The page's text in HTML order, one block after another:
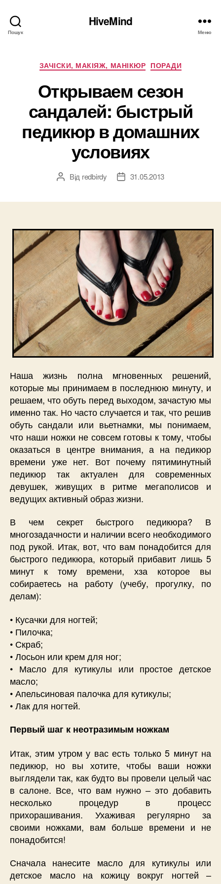
Пошук
HiveMind
Меню
Категорії
ЗАЧІСКИ, МАКІЯЖ, МАНІКЮР ПОРАДИ
Открываем сезон
сандалей: быстрый
педикюр в домашних
условиях
Автор
Від redbirdy
Дата31.05.2013
Наша жизнь полна мгновенных решений,
которые мы принимаем в последнюю минуту, и
решаем, что обуть перед выходом, зачастую мы
именно так. Но часто случается и так, что решив
обуть сандали или вьетнамки, мы понимаем,
что наши ножки не совсем готовы к тому, чтобы
оказаться в центре внимания, а на педикюр
времени уже нет. Вот почему пятиминутный
педикюр так актуален для современных
девушек, живущих в ритме мегаполисов и
ведущих активный образ жизни.
В чем секрет быстрого педикюра? В
многозадачности и наличии всего необходимого
под рукой. Итак, вот, что вам понадобится для
быстрого педикюра, который прибавит лишь 5
минут к тому времени, хза которое вы
собираетесь на работу (учебу, прогулку, по
делам):
• Кусачки для ногтей;
• Пилочка;
• Скраб;
• Лосьон или крем для ног;
• Масло для кутикулы или простое детское
масло;
• Апельсиновая палочка для кутикулы;
• Лак для ногтей.
Первый шаг к неотразимым ножкам
Итак, этим утром у вас есть только 5 минут на
педикюр, но вы хотите, чтобы ваши ножки
выглядели так, как будто вы провели целый час
в салоне. Все, что вам нужно – это добавить
несколько процедур в процесс
прихорашивания. Ухаживая регулярно за
своими ножками, вам больше времени и не
понадобится!
Сначала нанесите масло для кутикулы или
детское масло на кожицу вокруг ногтей –